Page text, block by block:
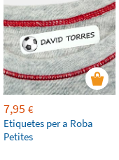
7,95 €
Etiquetes per a Roba
Petites